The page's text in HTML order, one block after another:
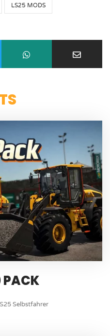
LS25 MODS
PACK
Selbstfahrer